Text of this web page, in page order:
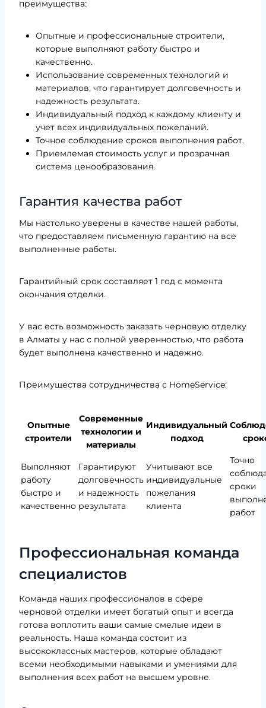
преимущества:
Опытные и профессиональные строители,
которые выполняют работу быстро и
качественно.
Использование современных технологий и
материалов, что гарантирует долговечность и
надежность результата.
Индивидуальный подход к каждому клиенту и
учет всех индивидуальных пожеланий.
Точное соблюдение сроков выполнения работ.
Приемлемая стоимость услуг и прозрачная
система ценообразования.
Гарантия качества работ
Мы настолько уверены в качестве нашей работы,
что предоставляем письменную гарантию на все
выполненные работы.
Гарантийный срок составляет 1 год с момента
окончания отделки.
У вас есть возможность заказать черновую отделку
в Алматы у нас с полной уверенностью, что работа
будет выполнена качественно и надежно.
Преимущества сотрудничества с HomeService:
Опытные
строители
Современные
технологии и
материалы
Индивидуальный
подход
Выполняют
работу
быстро и
качественно
Гарантируют
долговечность
и надежность
результата
Учитывают все
индивидуальные
пожелания
клиента
Точно
сроки
работ
Профессиональная команда
специалистов
Команда наших профессионалов в сфере
черновой отделки имеет богатый опыт и всегда
готова воплотить ваши самые смелые идеи в
реальность. Наша команда состоит из
высококлассных мастеров, которые обладают
всеми необходимыми навыками и умениями для
выполнения всех работ на высшем уровне.